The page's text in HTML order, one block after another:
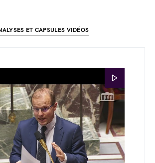
ET CAPSULES VIDÉOS